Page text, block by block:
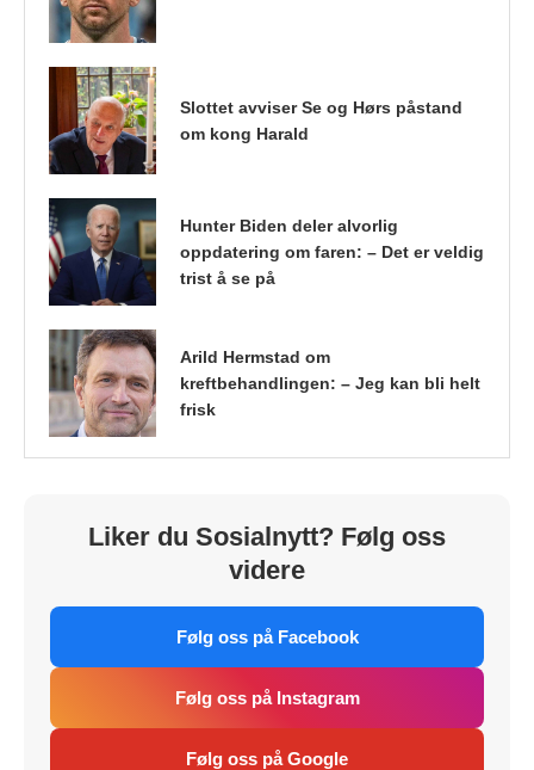
Slottet avviser Se og Hørs påstand
om kong Harald
Hunter Biden deler alvorlig
oppdatering om faren: – Det er veldig
trist å se på
Arild Hermstad om
kreftbehandlingen: – Jeg kan bli helt
frisk
Liker du Sosialnytt? Følg oss
videre
Følg oss på Facebook
Følg oss på Instagram
Følg oss på Google